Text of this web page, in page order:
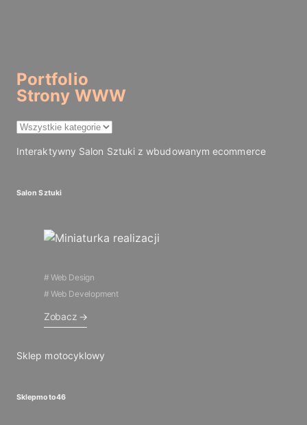
Portfolio
Strony WWW
Interaktywny Salon Sztuki z wbudowanym ecommerce
Salon Sztuki
Web Design
Web Development
Zobacz
Sklep motocyklowy
Sklepmoto46